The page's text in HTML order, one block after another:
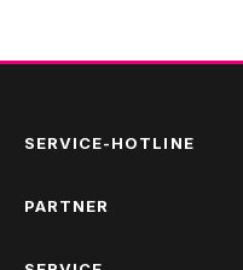
SERVICE-HOTLINE
PARTNER